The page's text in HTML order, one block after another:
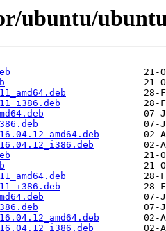
ubuntu/